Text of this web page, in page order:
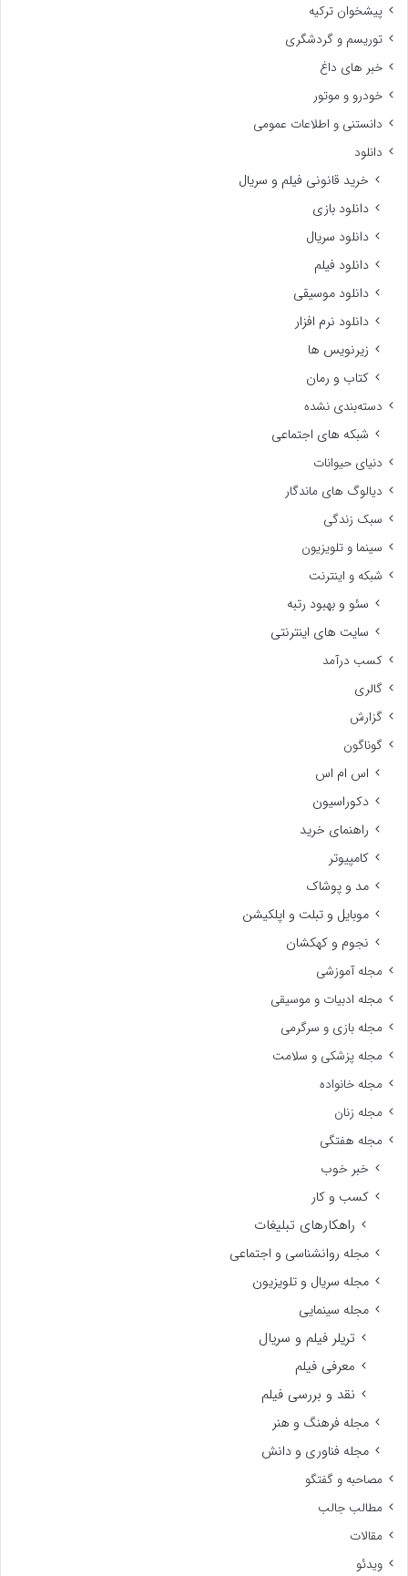
پیشخوان ترکیه
توریسم و گردشگری
خبر های داغ
خودرو و موتور
دانستنی و اطلاعات عمومی
دانلود
خرید قانونی فیلم و سریال
دانلود بازی
دانلود سریال
دانلود فیلم
دانلود موسیقی
دانلود نرم افزار
زیرنویس ها
کتاب و رمان
دسته‌بندی نشده
شبکه های اجتماعی
دنیای حیوانات
دیالوگ های ماندگار
سبک زندگی
سینما و تلویزیون
شبکه و اینترنت
سئو و بهبود رتبه
سایت های اینترنتی
کسب درآمد
گالری
گزارش
گوناگون
اس ام اس
دکوراسیون
راهنمای خرید
کامپیوتر
مد و پوشاک
موبایل و تبلت و اپلکیشن
نجوم و کهکشان
مجله آموزشی
مجله ادبیات و موسیقی
مجله بازی و سرگرمی
مجله پزشکی و سلامت
مجله خانواده
مجله زنان
مجله هفتگی
خبر خوب
کسب و کار
راهکارهای تبلیغات
مجله روانشناسی و اجتماعی
مجله سریال و تلویزیون
مجله سینمایی
تریلر فیلم و سریال
معرفی فیلم
نقد و بررسی فیلم
مجله فرهنگ و هنر
مجله فناوری و دانش
مصاحبه و گفتگو
مطالب جالب
مقالات
ویدئو